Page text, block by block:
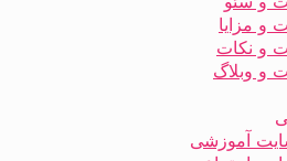
مزایا
و نکات
و وبلاگ
آموزشی